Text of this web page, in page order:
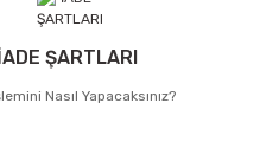
ŞARTLARI
Nasıl Yapacaksınız?